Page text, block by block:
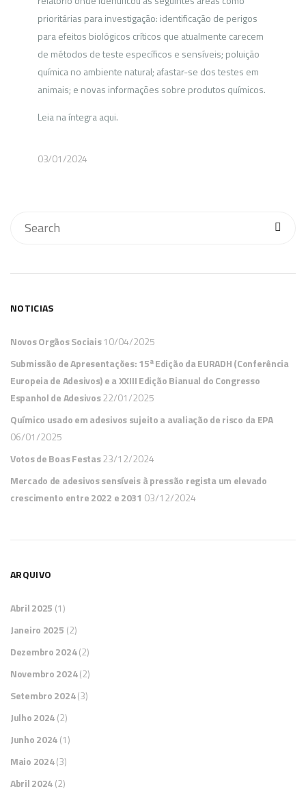
prioritárias para investigação: identificação de perigos
para efeitos biológicos críticos que atualmente carecem
de métodos de teste específicos e sensíveis; poluição
química no ambiente natural; afastar-se dos testes em
animais; e novas informações sobre produtos químicos.
Leia na íntegra aqui.
03/01/2024
NOTICIAS
Novos Orgãos Sociais10/04/2025
Submissão de Apresentações: 15ª Edição da EURADH (Conferência
Europeia de Adesivos) e a XXIII Edição Bianual do Congresso
Espanhol de Adesivos22/01/2025
Químico usado em adesivos sujeito a avaliação de risco da EPA
06/01/2025
Votos de Boas Festas23/12/2024
Mercado de adesivos sensíveis à pressão regista um elevado
crescimento entre 2022 e 2031 03/12/2024
ARQUIVO
Abril 2025 (1)
Janeiro 2025 (2)
Dezembro 2024(2)
Novembro 2024(2)
Setembro 2024(3)
Julho 2024(2)
Junho 2024(1)
Maio 2024(3)
Abril 2024(2)